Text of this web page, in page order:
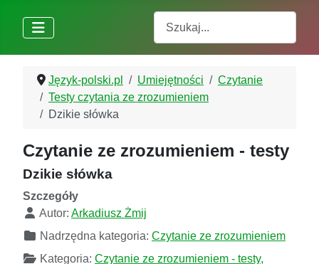
Język-polski.pl Umiejętności
Czytanie
Testy czytania ze zrozumieniem
Dzikie słówka
Czytanie ze zrozumieniem - testy
Dzikie słówka
Szczegóły
Autor: Arkadiusz Żmij
Nadrzędna kategoria: Czytanie ze zrozumieniem
Kategoria: Czytanie ze zrozumieniem - testy,